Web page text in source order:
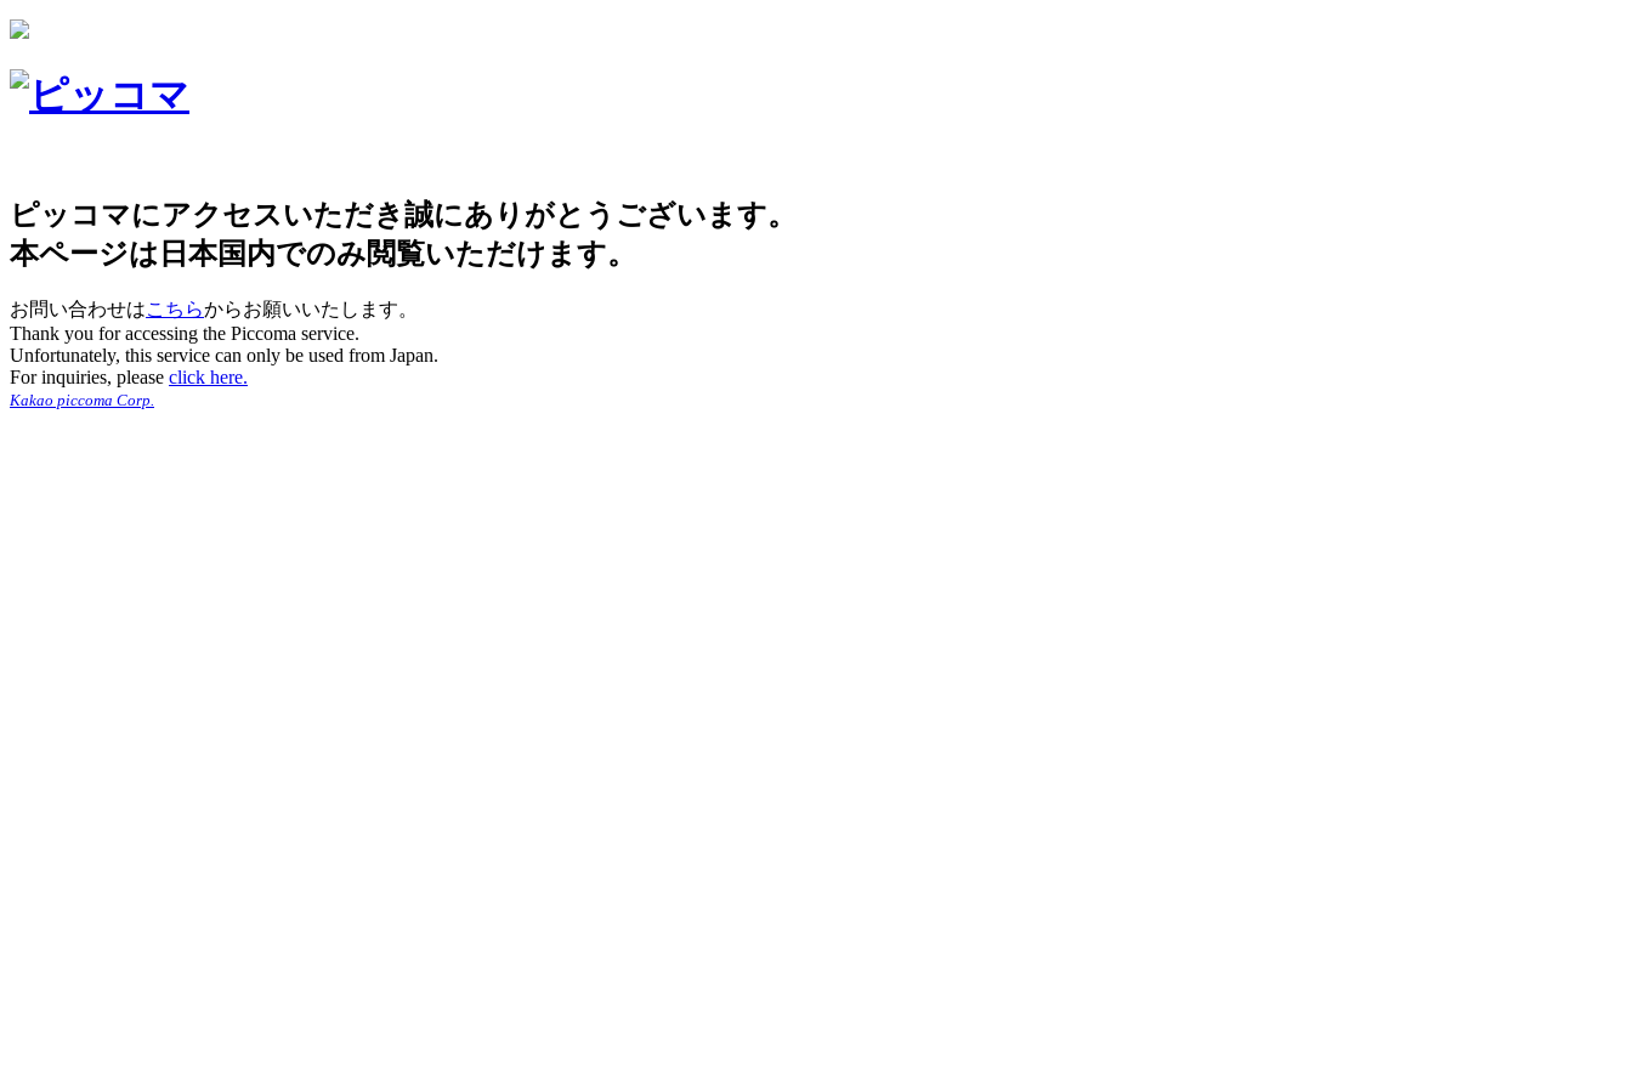
ピッコマにアクセスいただき誠にありがとうございます。
本ページは日本国内でのみ閲覧いただけます。
お問い合わせはこちらからお願いいたします。
Thank you for accessing the Piccoma service.
Unfortunately, this service can only be used from Japan.
For inquiries, please click here.
Kakao piccoma Corp.